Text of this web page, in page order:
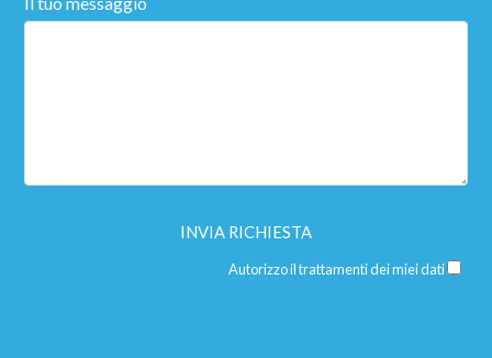
Autorizzo il trattamenti dei miei dati